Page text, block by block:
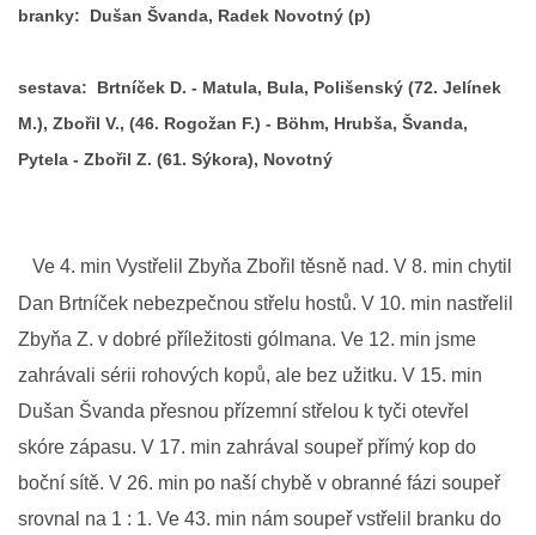
FKD A
FKD B
STARŠÍ DOROST
MLADŠÍ ŽÁCI
MLADŠÍ ŽÁCI "B"
STARŠÍ PŘÍPRAVKA R 2012 + 2013
MLADŠÍ PŘÍPRAVKA R2014-2015
branky: Dušan Švanda, Radek Novotný (p)
sestava: Brtníček D. - Matula, Bula, Polišenský (72. Jelínek
M.), Zbořil V., (46. Rogožan F.) - Böhm, Hrubša, Švanda,
Pytela - Zbořil Z. (61. Sýkora), Novotný
Ve 4. min Vystřelil Zbyňa Zbořil těsně nad. V 8. min chytil
Dan Brtníček nebezpečnou střelu hostů. V 10. min nastřelil
Zbyňa Z. v dobré příležitosti gólmana. Ve 12. min jsme
zahrávali sérii rohových kopů, ale bez užitku. V 15. min
Dušan Švanda přesnou přízemní střelou k tyči otevřel
skóre zápasu. V 17. min zahrával soupeř přímý kop do
boční sítě. V 26. min po naší chybě v obranné fázi soupeř
srovnal na 1 : 1. Ve 43. min nám soupeř vstřelil branku do